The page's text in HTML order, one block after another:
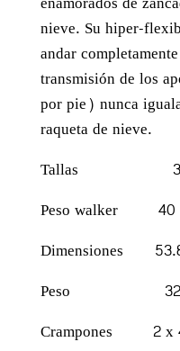
nieve. Su hiper-
andar
transmisión de los
por pie) nunca
raqueta de nieve.
Tallas 36
Peso walker 40
Dimensiones
Peso 320
Crampones 2 x